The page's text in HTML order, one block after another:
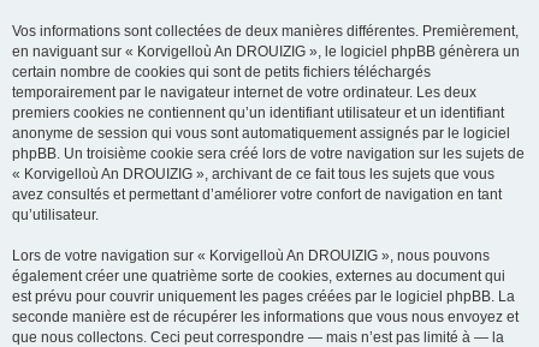
Vos informations sont collectées de deux manières différentes. Premièrement,
en naviguant sur « Korvigelloù An DROUIZIG », le logiciel phpBB génèrera un
certain nombre de cookies qui sont de petits fichiers téléchargés
temporairement par le navigateur internet de votre ordinateur. Les deux
premiers cookies ne contiennent qu’un identifiant utilisateur et un identifiant
anonyme de session qui vous sont automatiquement assignés par le logiciel
phpBB. Un troisième cookie sera créé lors de votre navigation sur les sujets de
« Korvigelloù An DROUIZIG », archivant de ce fait tous les sujets que vous
avez consultés et permettant d’améliorer votre confort de navigation en tant
qu’utilisateur.
Lors de votre navigation sur « Korvigelloù An DROUIZIG », nous pouvons
également créer une quatrième sorte de cookies, externes au document qui
est prévu pour couvrir uniquement les pages créées par le logiciel phpBB. La
seconde manière est de récupérer les informations que vous nous envoyez et
que nous collectons. Ceci peut correspondre — mais n’est pas limité à — la